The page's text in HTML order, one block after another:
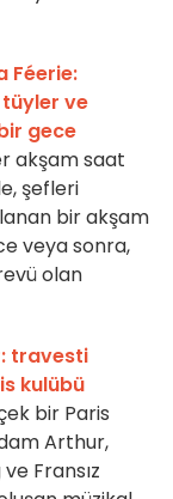
Féerie:
ve
gece
akşam saat
şefleri
bir akşam
veya sonra,
olan
travesti
kulübü
bir Paris
Arthur,
Fransız